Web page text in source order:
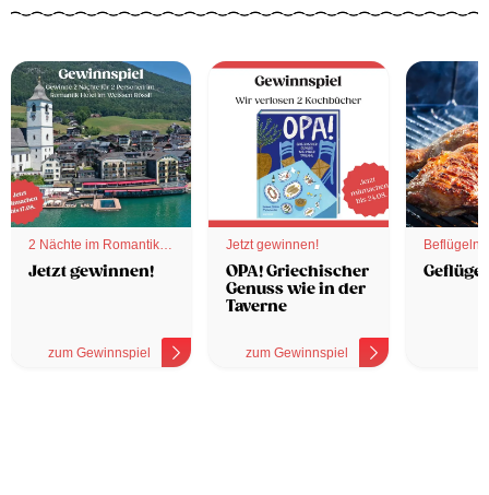
2 Nächte im Romantik
Hotel
Jetzt gewinnen!
zum Gewinnspiel
Jetzt gewinnen!
OPA! Griechischer
Genuss wie in der
Taverne
zum Gewinnspiel